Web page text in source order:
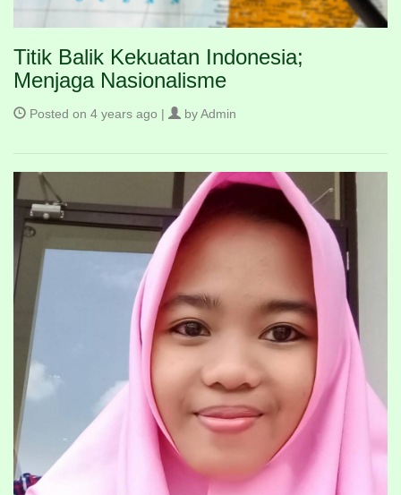
Titik Balik Kekuatan Indonesia;
Menjaga Nasionalisme
Posted on 4 years ago | by Admin